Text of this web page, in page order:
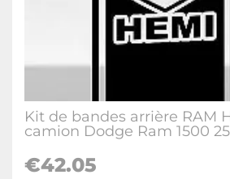
Kit de bandes arrière RAM
camion Dodge Ram 1500
€42.05